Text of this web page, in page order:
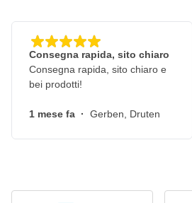
Consegna rapida, sito chiaro
Consegna rapida, sito chiaro e
bei prodotti!
1 mese fa · Gerben, Druten